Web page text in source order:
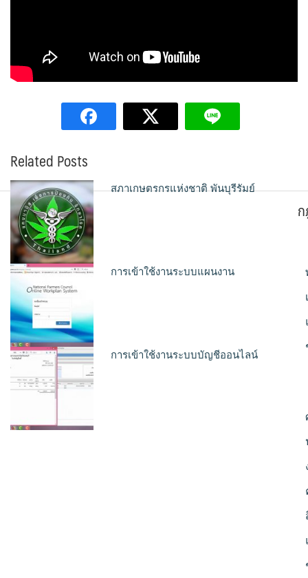
Related Posts
สภาเกษตรกรแห่งชาติ พันบุรีรัมย์
การเข้าใช้งานระบบแผนงาน
การเข้าใช้งานระบบบัญชีออนไลน์